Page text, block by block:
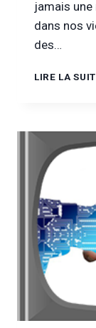
jamais une
dans nos
des…
LIRE LA